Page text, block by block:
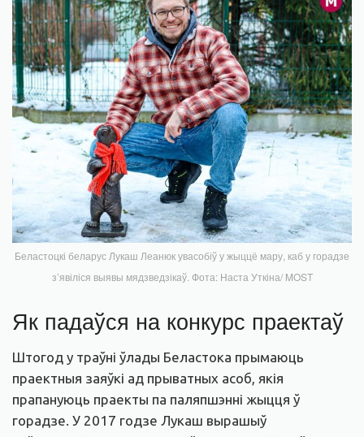
Беластоцкі беларус Лукаш Леанюк увасобіў у жыццё мару, каб у горадзе
з’явіліся выявы мядзведзікаў. Фота: Наста Уткіна/ MOST
Як падаўся на конкурс праектаў
Штогод у траўні ўлады Беластока прымаюць
праектныя заяўкі ад прыватных асоб, якія
прапануюць праекты па паляпшэнні жыцця ў
горадзе. У 2017 годзе Лукаш вырашыў